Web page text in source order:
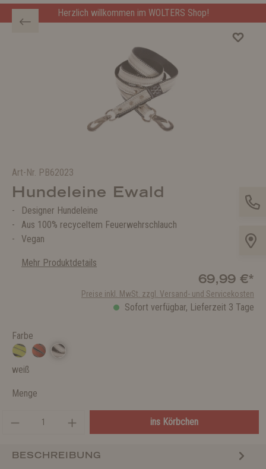
Herzlich willkommen im WOLTERS Shop!
Art-Nr. PB62023
Hundeleine Ewald
Designer Hundeleine
Aus 100% recyceltem Feuerwehrschlauch
Vegan
Mehr Produktdetails
69,99 €*
Preise inkl. MwSt. zzgl. Versand- und Servicekosten
Sofort verfügbar, Lieferzeit 3 Tage
Farbe
weiß
Menge
ins Körbchen
BESCHREIBUNG